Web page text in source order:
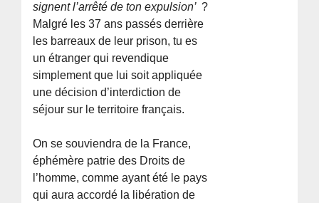
signent l’arrêté de ton expulsion’ ?
Malgré les 37 ans passés derrière
les barreaux de leur prison, tu es
un étranger qui revendique
simplement que lui soit appliquée
une décision d’interdiction de
séjour sur le territoire français.
On se souviendra de la France,
éphémère patrie des Droits de
l’homme, comme ayant été le pays
qui aura accordé la libération de